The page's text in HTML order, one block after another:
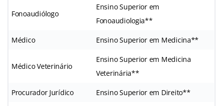
Fonoaudiólogo
Ensino Superior em
Fonoaudiologia**
Médico Ensino Superior em Medicina**
Médico Veterinário
Ensino Superior em Medicina
Veterinária**
Procurador Jurídico Ensino Superior em Direito**